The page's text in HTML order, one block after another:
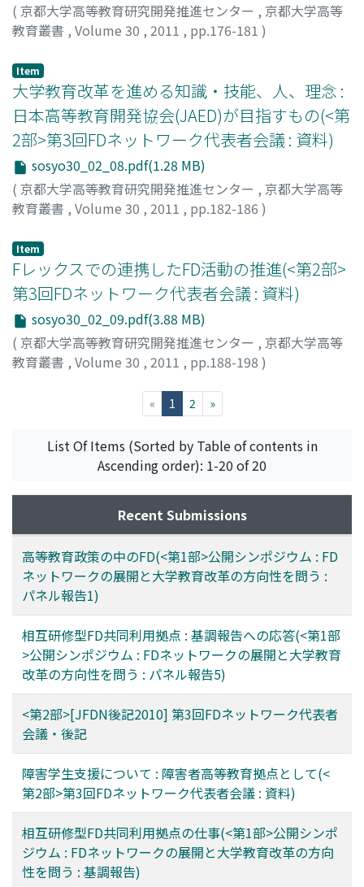
( 京都大学高等教育研究開発推進センター , 京都大学高等
教育叢書 , Volume 30 , 2011 , pp.176-181 )
キタイケ, タダシ
Item
大学教育改革を進める知識・技能、人、理念 :
日本高等教育開発協会(JAED)が目指すもの(<第
2部>第3回FDネットワーク代表者会議 : 資料)
sosyo30_02_08.pdf(1.28 MB)
( 京都大学高等教育研究開発推進センター , 京都大学高等
教育叢書 , Volume 30 , 2011 , pp.182-186 )
Item
Fレックスでの連携したFD活動の推進(<第2部>
第3回FDネットワーク代表者会議 : 資料)
sosyo30_02_09.pdf(3.88 MB)
( 京都大学高等教育研究開発推進センター , 京都大学高等
教育叢書 , Volume 30 , 2011 , pp.188-198 )
« 1 (current)
2 »
List Of Items (Sorted by Table of contents in
Ascending order): 1-20 of 20
Recent Submissions
高等教育政策の中のFD(<第1部>公開シンポジウム : FD
ネットワークの展開と大学教育改革の方向性を問う :
パネル報告1)
相互研修型FD共同利用拠点 : 基調報告への応答(<第1部
>公開シンポジウム : FDネットワークの展開と大学教育
改革の方向性を問う : パネル報告5)
<第2部>[JFDN後記2010] 第3回FDネットワーク代表者
会議・後記
障害学生支援について : 障害者高等教育拠点として(<
第2部>第3回FDネットワーク代表者会議 : 資料)
相互研修型FD共同利用拠点の仕事(<第1部>公開シンポ
ジウム : FDネットワークの展開と大学教育改革の方向
性を問う : 基調報告)